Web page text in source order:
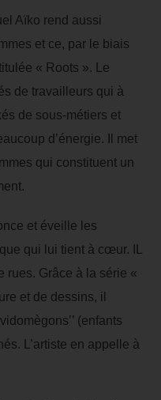
Aïko rend aussi
et ce, par le biais
« Roots ». Le
de travailleurs qui à
de sous-métiers et
d’énergie. Il met
qui constituent un
et éveille les
qui lui tient à cœur. IL
rues. Grâce à la série «
et de dessins, il
(enfants
L’artiste en appelle à